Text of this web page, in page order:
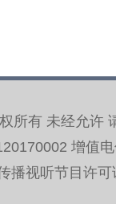
所有 未经允许
增值
播视听节目许可